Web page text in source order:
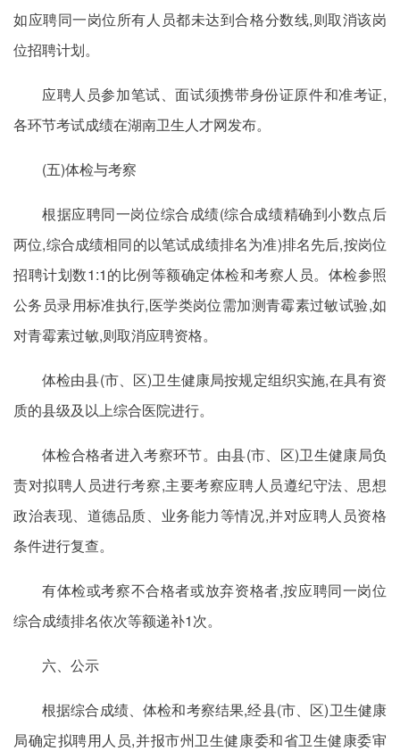
如应聘同一岗位所有人员都未达到合格分数线,则取消该岗
位招聘计划。
应聘人员参加笔试、面试须携带身份证原件和准考证,
各环节考试成绩在湖南卫生人才网发布。
(五)体检与考察
根据应聘同一岗位综合成绩(综合成绩精确到小数点后
两位,综合成绩相同的以笔试成绩排名为准)排名先后,按岗位
招聘计划数1:1的比例等额确定体检和考察人员。体检参照
公务员录用标准执行,医学类岗位需加测青霉素过敏试验,如
对青霉素过敏,则取消应聘资格。
体检由县(市、区)卫生健康局按规定组织实施,在具有资
质的县级及以上综合医院进行。
体检合格者进入考察环节。由县(市、区)卫生健康局负
责对拟聘人员进行考察,主要考察应聘人员遵纪守法、思想
政治表现、道德品质、业务能力等情况,并对应聘人员资格
条件进行复查。
有体检或考察不合格者或放弃资格者,按应聘同一岗位
综合成绩排名依次等额递补1次。
六、公示
根据综合成绩、体检和考察结果,经县(市、区)卫生健康
局确定拟聘用人员,并报市州卫生健康委和省卫生健康委审